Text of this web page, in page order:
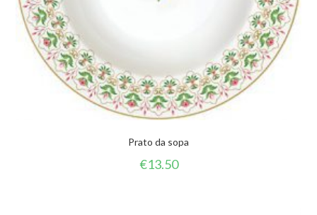
Prato da sopa
€13.50